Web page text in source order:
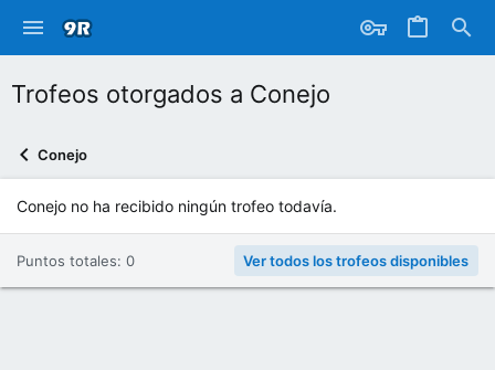
Trofeos otorgados a Conejo
Conejo
Conejo no ha recibido ningún trofeo todavía.
Puntos totales: 0 Ver todos los trofeos disponibles